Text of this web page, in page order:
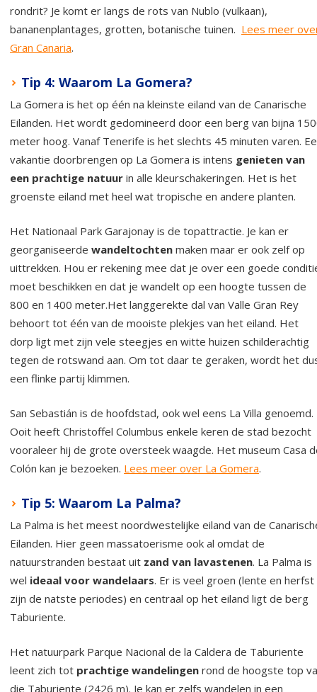
rondrit? Je komt er langs de rots van Nublo (vulkaan),
bananenplantages, grotten, botanische tuinen. Lees meer
Gran Canaria.
Tip 4: Waarom La Gomera?
La Gomera is het op één na kleinste eiland van de Canarische
Eilanden. Het wordt gedomineerd door een berg van bijna
meter hoog. Vanaf Tenerife is het slechts 45 minuten varen.
vakantie doorbrengen op La Gomera is intens genieten van
een prachtige natuur in alle kleurschakeringen. Het is het
groenste eiland met heel wat tropische en andere planten.
Het Nationaal Park Garajonay is de topattractie. Je kan er
georganiseerde wandeltochten maken maar er ook zelf op
uittrekken. Hou er rekening mee dat je over een goede
moet beschikken en dat je wandelt op een hoogte tussen de
800 en 1400 meter.Het langgerekte dal van Valle Gran Rey
behoort tot één van de mooiste plekjes van het eiland. Het
dorp ligt met zijn vele steegjes en witte huizen schilderachtig
tegen de rotswand aan. Om tot daar te geraken, wordt het
een flinke partij klimmen.
San Sebastián is de hoofdstad, ook wel eens La Villa genoemd.
Ooit heeft Christoffel Columbus enkele keren de stad bezocht
vooraleer hij de grote oversteek waagde. Het museum Casa
Colón kan je bezoeken. Lees meer over La Gomera.
Tip 5: Waarom La Palma?
La Palma is het meest noordwestelijke eiland van de
Eilanden. Hier geen massatoerisme ook al omdat de
natuurstranden bestaat uit zand van lavastenen. La Palma is
wel ideaal voor wandelaars. Er is veel groen (lente en herfst
zijn de natste periodes) en centraal op het eiland ligt de berg
Taburiente.
Het natuurpark Parque Nacional de la Caldera de Taburiente
leent zich tot prachtige wandelingen rond de hoogste top
die Taburiente (2426 m). Je kan er zelfs wandelen in een